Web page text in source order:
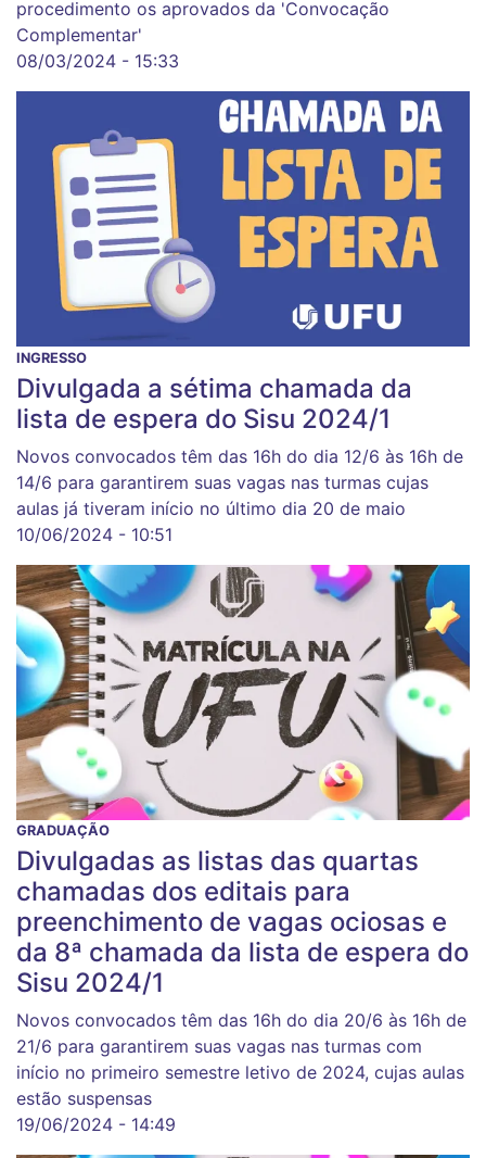
procedimento os aprovados da 'Convocação
Complementar'
08/03/2024 - 15:33
INGRESSO
Divulgada a sétima chamada da
lista de espera do Sisu 2024/1
Novos convocados têm das 16h do dia 12/6 às 16h de
14/6 para garantirem suas vagas nas turmas cujas
aulas já tiveram início no último dia 20 de maio
10/06/2024 - 10:51
GRADUAÇÃO
Divulgadas as listas das quartas
chamadas dos editais para
preenchimento de vagas ociosas e
da 8ª chamada da lista de espera do
Sisu 2024/1
Novos convocados têm das 16h do dia 20/6 às 16h de
21/6 para garantirem suas vagas nas turmas com
início no primeiro semestre letivo de 2024, cujas aulas
estão suspensas
19/06/2024 - 14:49